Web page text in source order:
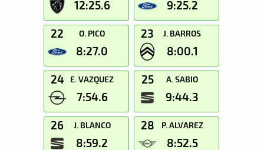
12:25.6 9:25.2
22 O. PICO
8:27.0
23 J. BARROS
8:00.1
24 E. VAZQUEZ
7:54.6
25 A. SABIO
9:44.3
26 J. BLANCO
8:59.2
28 P. ALVAREZ
8:52.5